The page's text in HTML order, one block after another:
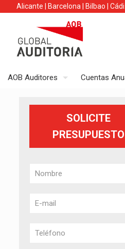
Alicante Barcelona Bilbao
AOB Auditores Cuentas
SOLICITE
PRESUPUESTO